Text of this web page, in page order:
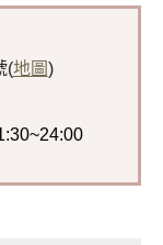
(地圖)